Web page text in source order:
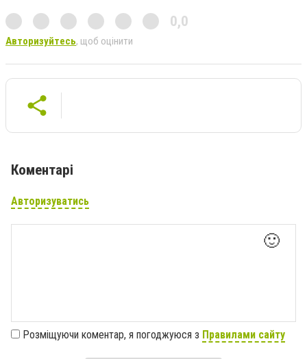
0,0
Авторизуйтесь, щоб оцінити
Коментарі
Авторизуватись
🙂
Розміщуючи коментар, я погоджуюся з Правилами сайту